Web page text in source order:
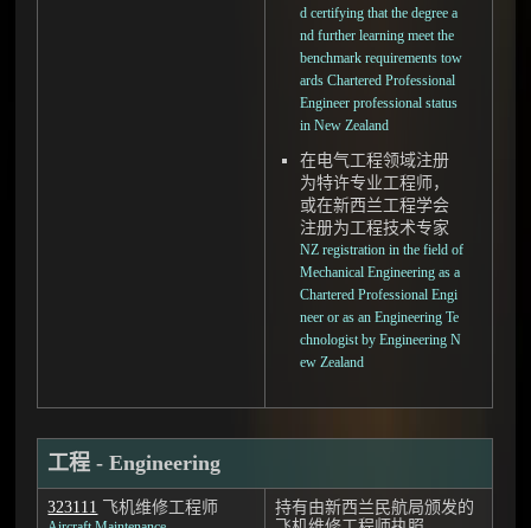
d certifying that the degree a
nd further learning meet the
benchmark requirements tow
ards Chartered Professional
Engineer professional status
in New Zealand
在电气工程领域注册
为特许专业工程师，
或在新西兰工程学会
注册为工程技术专家
NZ registration in the field of
Mechanical Engineering as a
Chartered Professional Engi
neer or as an Engineering Te
chnologist by Engineering N
ew Zealand
工程 - Engineering
323111 飞机维修工程师
持有由新西兰民航局颁发的